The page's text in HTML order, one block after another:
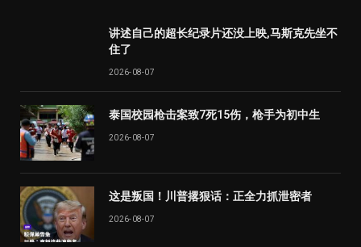
讲述自己的超长纪录片还没上映,马斯克先坐不
住了
2026-08-07
泰国校园枪击案致7死15伤，枪手为初中生
2026-08-07
这是叛国！川普撂狠话：正全力抓泄密者
2026-08-07